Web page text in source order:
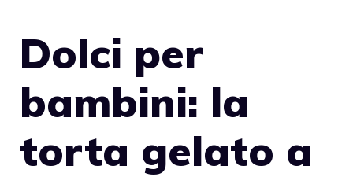
Dolci per
bambini: la
torta gelato a